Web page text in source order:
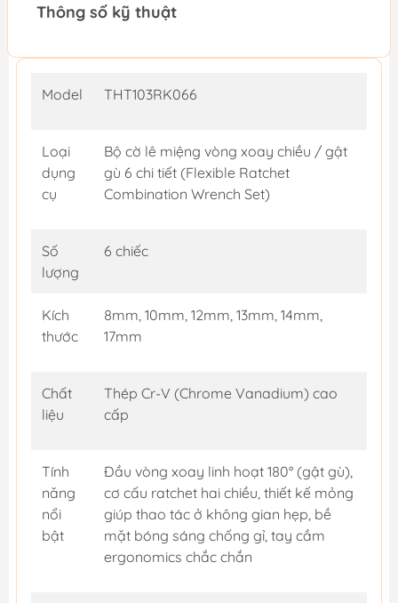
Thông số kỹ thuật
Model THT103RK066
Loại
dụng
cụ
Bộ cờ lê miệng vòng xoay chiều / gật
gù 6 chi tiết (Flexible Ratchet
Combination Wrench Set)
Số
lượng
6 chiếc
Kích
thước
8mm, 10mm, 12mm, 13mm, 14mm,
17mm
Chất
liệu
Thép Cr-V (Chrome Vanadium) cao
cấp
Tính
năng
nổi
bật
Đầu vòng xoay linh hoạt 180° (gật gù),
cơ cấu ratchet hai chiều, thiết kế mỏng
giúp thao tác ở không gian hẹp, bề
mặt bóng sáng chống gỉ, tay cầm
ergonomics chắc chắn